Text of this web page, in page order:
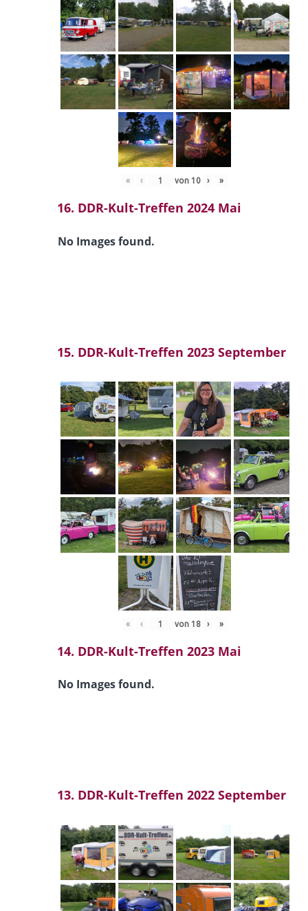
« ‹ von 10 › »
16. DDR-Kult-Treffen 2024 Mai
No Images found.
15. DDR-Kult-Treffen 2023 September
« ‹ von 18 › »
14. DDR-Kult-Treffen 2023 Mai
No Images found.
13. DDR-Kult-Treffen 2022 September